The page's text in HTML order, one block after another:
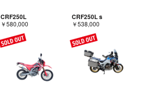
CRF250L
￥580,000
CRF250L s
￥538,000